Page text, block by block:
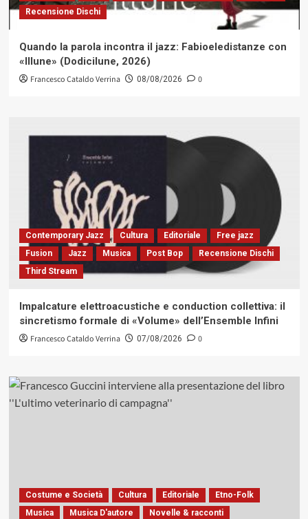
Recensione Dischi
Quando la parola incontra il jazz: Fabioeledistanze con
«Illune» (Dodicilune, 2026)
Francesco Cataldo Verrina 08/08/2026 0
Contemporary Jazz Cultura Editoriale
Free jazz
Fusion
Jazz Musica Post Bop
Recensione Dischi
Third Stream
Impalcature elettroacustiche e conduction collettiva: il
sincretismo formale di «Volume» dell’Ensemble Infini
Francesco Cataldo Verrina 07/08/2026 0
Costume e Società Cultura Editoriale
Etno-Folk
Musica
Musica D'autore
Novelle & racconti